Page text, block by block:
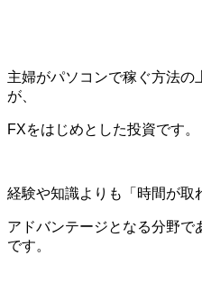
主婦がパソコンで稼ぐ方法
が、
FXをはじめとした投資です。
経験や知識よりも「時間が取
アドバンテージとなる分野で
です。